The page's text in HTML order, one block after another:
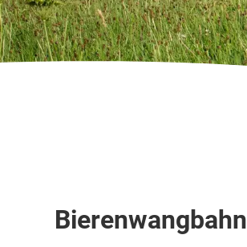
Bierenwangbahn